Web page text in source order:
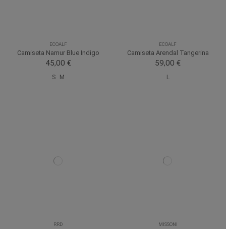
ECOALF
Camiseta Namur Blue Indigo
45,00 €
S M
ECOALF
Camiseta Arendal Tangerina
59,00 €
L
RRD MISSONI